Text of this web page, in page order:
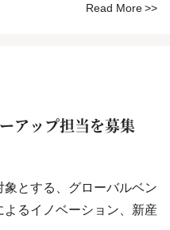
Read More
アップ担当を募集
とする、グローバルベン
るイノベーション、新産